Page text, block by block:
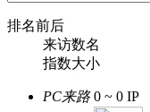
排名前后
来访数名
指数大小
PC来路 0 ~ 0 IP